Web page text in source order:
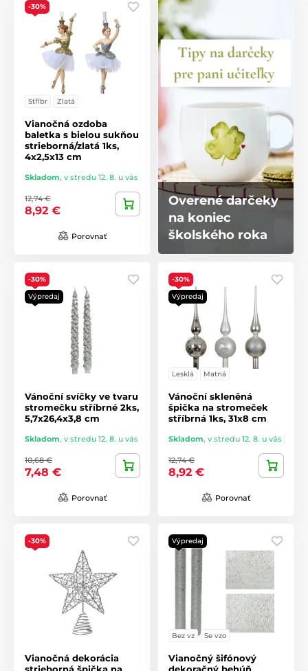
-30%
Stříbr Zlatá
Vianočná ozdoba
baletka s bielou sukňou
strieborná/zlatá 1ks,
4x2,5x13 cm
Skladom, v stredu 12. 8. u vás
12,74 €
8,92 €
Porovnať
Overené darčeky
na koniec
školského roka
-30%
Výpredaj
Vánoční svíčky ve tvaru
stromečku stříbrné 2ks,
5,7x26,4x3,8 cm
Skladom, v stredu 12. 8. u vás
10,68 €
7,48 €
Porovnať
-30%
Výpredaj
Lesklá Matná
Vánoční skleněná
špička na stromeček
stříbrná 1ks, 31x8 cm
Skladom, v stredu 12. 8. u vás
12,74 €
8,92 €
Porovnať
-30%
Vianočná dekorácia
strieborná špička na
Výpredaj
Bez vz Se vzo
Vianočný šifónový
dekoračný behúň